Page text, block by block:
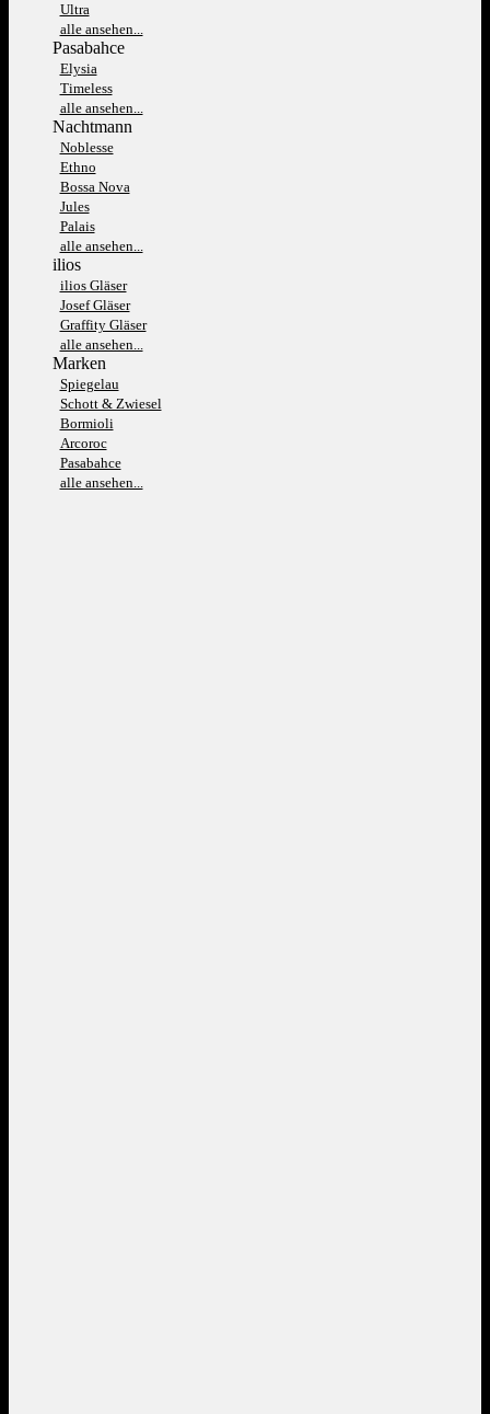
Ultra
alle ansehen...
Pasabahce
Elysia
Timeless
alle ansehen...
Nachtmann
Noblesse
Ethno
Bossa Nova
Jules
Palais
alle ansehen...
ilios
ilios Gläser
Josef Gläser
Graffity Gläser
alle ansehen...
Marken
Spiegelau
Schott & Zwiesel
Bormioli
Arcoroc
Pasabahce
alle ansehen...